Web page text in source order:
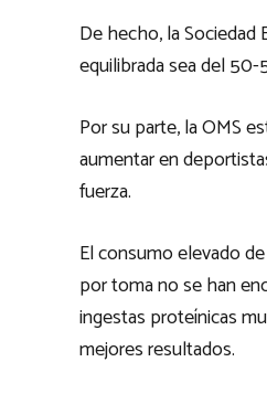
De hecho, la
equilibrada sea del
Por su parte, la OMS
aumentar en
fuerza.
El consumo elevado
por toma no se han
ingestas proteínicas
mejores resultados.